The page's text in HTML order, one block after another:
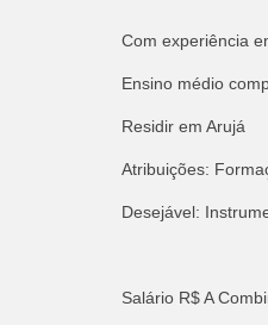
Com experiência
Ensino médio
Residir em Arujá
Atribuições:
Desejável:
Salário R$ A